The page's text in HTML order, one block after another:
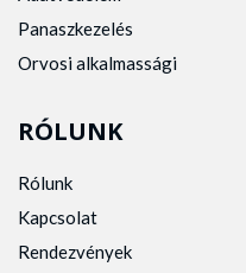
Panaszkezelés
Orvosi alkalmassági
RÓLUNK
Rólunk
Kapcsolat
Rendezvények